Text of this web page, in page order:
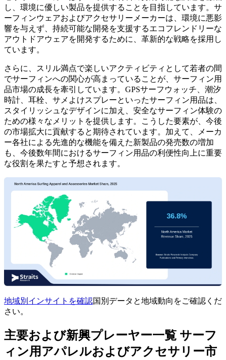
し、環境に優しい製品を提供することを目指しています。サ
ーフィンウェアおよびアクセサリーメーカーは、環境に悪影
響を与えず、持続可能な開発を支援するエコフレンドリーな
アウトドアウェアを開発するために、革新的な戦略を採用し
ています。
さらに、スリル満点で楽しいアクティビティとして若者の間
でサーフィンへの関心が高まっていることが、サーフィン用
品市場の成長を牽引しています。GPSサーフウォッチ、潮汐
時計、耳栓、サメよけスプレーといったサーフィン用品は、
スタイリッシュなデザインに加え、安全なサーフィン体験の
ための様々なメリットを提供します。こうした要素が、今後
の市場拡大に貢献すると期待されています。加えて、メーカ
ー各社による先進的な機能を備えた新製品の発売数の増加
も、今後数年間におけるサーフィン用品の利便性向上に重要
な役割を果たすと予想されます。
地域別インサイトを確認国別データと地域動向をご確認くだ
さい。
主要および新興プレーヤー一覧 サーフ
ィン用アパレルおよびアクセサリー市